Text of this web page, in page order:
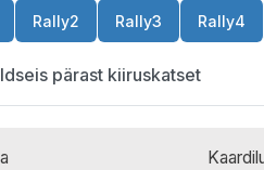
Rally2 Rally3 Rally4
pärast kiiruskatset